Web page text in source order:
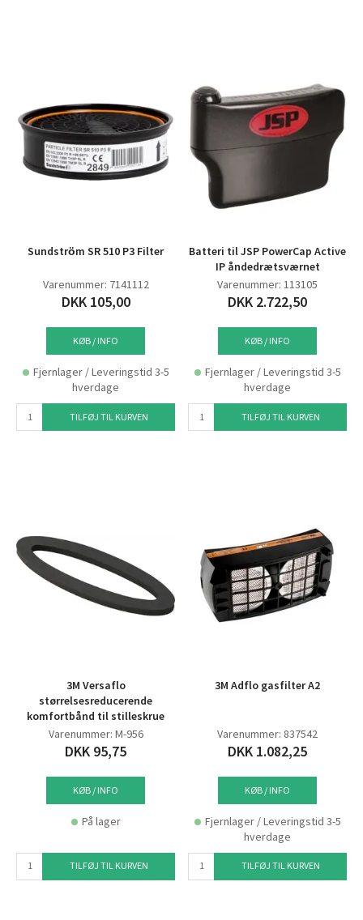
Sundström SR 510 P3 Filter
Varenummer: 7141112
DKK 105,00
KØB / INFO
Fjernlager / Leveringstid 3-5
hverdage
TILFØJ TIL KURVEN
Batteri til JSP PowerCap Active
IP åndedrætsværnet
Varenummer: 113105
DKK 2.722,50
KØB / INFO
Fjernlager / Leveringstid 3-5
hverdage
TILFØJ TIL KURVEN
3M Versaflo
størrelsesreducerende
komfortbånd til stilleskrue
Varenummer: M-956
DKK 95,75
KØB / INFO
På lager
TILFØJ TIL KURVEN
3M Adflo gasfilter A2
Varenummer: 837542
DKK 1.082,25
KØB / INFO
Fjernlager / Leveringstid 3-5
hverdage
TILFØJ TIL KURVEN